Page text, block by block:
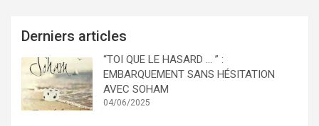
Derniers articles
“TOI QUE LE HASARD … ” :
EMBARQUEMENT SANS HÉSITATION
AVEC SOHAM
04/06/2025